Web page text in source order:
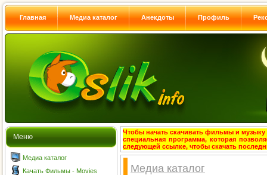
Главная Медиа каталог Анекдоты Профиль
Меню
Медиа каталог
Качать Фильмы - Movies
Чтобы начать скачивать фильмы и музыку
специальная программа, которая
следующей ссылке, чтобы скачать
Медиа каталог